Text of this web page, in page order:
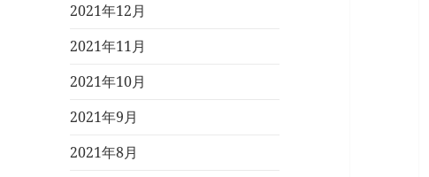
2021年12月
2021年11月
2021年10月
2021年9月
2021年8月